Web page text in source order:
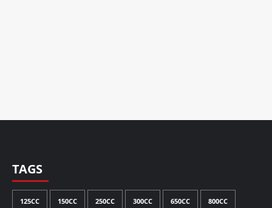
TAGS
125CC 150CC 250CC 300CC 650CC 800CC